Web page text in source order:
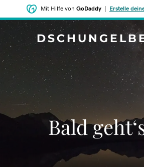
Mit Hilfe von GoDaddy Erstelle
Bald